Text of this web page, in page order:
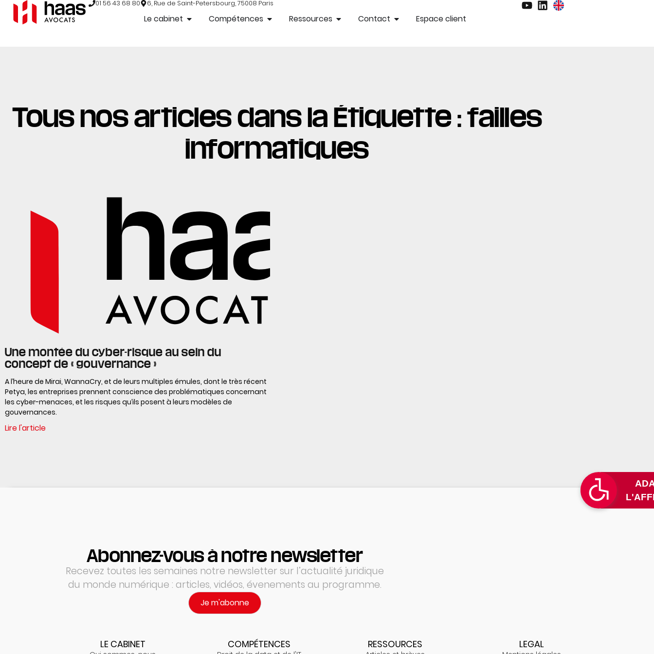
01 56 43 68 80 6, Rue de Saint-Petersbourg, 75008 Paris
Le cabinet Compétences Ressources Contact Espace client
Tous nos articles dans la Étiquette : failles
informatiques
Une montée du cyber-risque au sein du
concept de « gouvernance »
A l’heure de Mirai, WannaCry, et de leurs multiples émules, dont le très récent
Petya, les entreprises prennent conscience des problématiques concernant
les cyber-menaces, et les risques qu’ils posent à leurs modèles de
gouvernances.
Lire l'article
Abonnez-vous à notre newsletter
Recevez toutes les semaines notre newsletter sur l’actualité juridique
du monde numérique : articles, vidéos, évenements au programme.
Je m'abonne
LE CABINET COMPÉTENCES RESSOURCES LEGAL